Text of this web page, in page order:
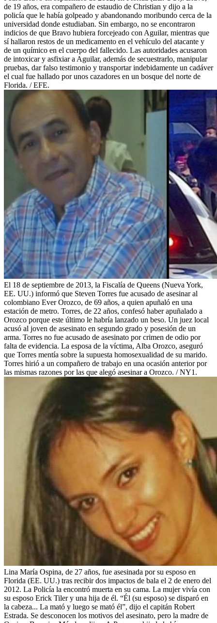
de 19 años, era compañero de estaudio de Christian y dijo a la
policía que le había golpeado y abandonando moribundo cerca de la
universidad donde estudiaban. Sin embargo, no se encontraron
indicios de que Bravo hubiera forcejeado con Aguilar, mientras que
sí hallaron restos de un medicamento en el vehículo del atacante y
de un químico en el cuerpo del fallecido. Las autoridades acusaron
de intoxicar y asfixiar a Aguilar, además de secuestrarlo, manipular
pruebas, dar falso testimonio y transportar indebidamente un cadáver
el cual fue hallado por unos cazadores en un bosque del norte de
Florida. / EFE.
El 18 de septiembre de 2013, la Fiscalía de Queens (Nueva York,
EE. UU.) informó que Steven Torres fue acusado de asesinar al
colombiano Ever Orozco, de 69 años, a quien apuñaló en una
estación de metro. Torres, de 22 años, confesó haber apuñalado a
Orozco porque este último le habría lanzado un beso. Un juez local
acusó al joven de asesinato en segundo grado y posesión de un
arma. Torres no fue acusado de asesinato por crimen de odio por
falta de evidencia. La esposa de la víctima, Alba Orozco, aseguró
que Torres mentía sobre la supuesta homosexualidad de su marido.
Torres hirió a un compañero de trabajo en una ocasión anterior por
las mismas razones por las que alegó asesinar a Orozco. / NY1.
Lina María Ospina, de 27 años, fue asesinada por su esposo en
Florida (EE. UU.) tras recibir dos impactos de bala el 2 de enero del
2012. La Policía la encontró muerta en su cama. La mujer vivía con
su esposo Erick Tiler y una hija de él. “Él (su esposo) se disparó en
la cabeza... La mató y luego se mató él”, dijo el capitán Robert
Estrada. Se desconocen los motivos del asesinato, pero la madre de